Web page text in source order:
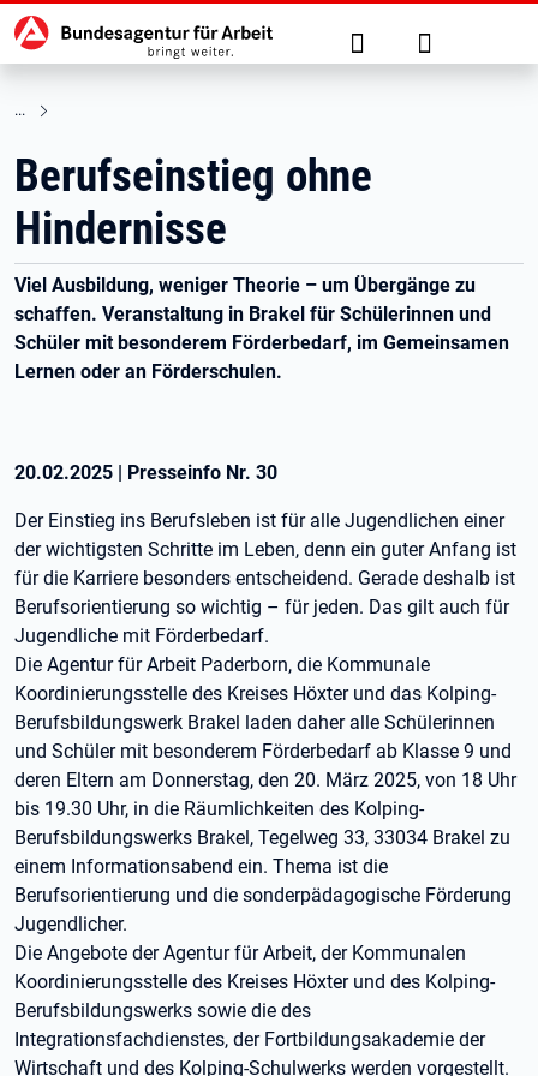
zu den Hauptinhalten springen
Hauptnavigation Suche Anmelden
Berufseinstieg ohne
Hindernisse
Viel Ausbildung, weniger Theorie – um Übergänge zu
schaffen. Veranstaltung in Brakel für Schülerinnen und
Schüler mit besonderem Förderbedarf, im Gemeinsamen
Lernen oder an Förderschulen.
20.02.2025 | Presseinfo Nr. 30
Der Einstieg ins Berufsleben ist für alle Jugendlichen einer
der wichtigsten Schritte im Leben, denn ein guter Anfang ist
für die Karriere besonders entscheidend. Gerade deshalb ist
Berufsorientierung so wichtig – für jeden. Das gilt auch für
Jugendliche mit Förderbedarf.
Die Agentur für Arbeit Paderborn, die Kommunale
Koordinierungsstelle des Kreises Höxter und das Kolping-
Berufsbildungswerk Brakel laden daher alle Schülerinnen
und Schüler mit besonderem Förderbedarf ab Klasse 9 und
deren Eltern am Donnerstag, den 20. März 2025, von 18 Uhr
bis 19.30 Uhr, in die Räumlichkeiten des Kolping-
Berufsbildungswerks Brakel, Tegelweg 33, 33034 Brakel zu
einem Informationsabend ein. Thema ist die
Berufsorientierung und die sonderpädagogische Förderung
Jugendlicher.
Die Angebote der Agentur für Arbeit, der Kommunalen
Koordinierungsstelle des Kreises Höxter und des Kolping-
Berufsbildungswerks sowie die des
Integrationsfachdienstes, der Fortbildungsakademie der
Wirtschaft und des Kolping-Schulwerks werden vorgestellt.